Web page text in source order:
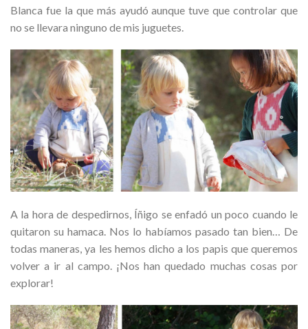
Blanca fue la que más ayudó aunque tuve que controlar que
no se llevara ninguno de mis juguetes.
A la hora de despedirnos, Íñigo se enfadó un poco cuando le
quitaron su hamaca. Nos lo habíamos pasado tan bien… De
todas maneras, ya les hemos dicho a los papis que queremos
volver a ir al campo. ¡Nos han quedado muchas cosas por
explorar!